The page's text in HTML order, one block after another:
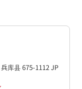
兵库县675-1112JP